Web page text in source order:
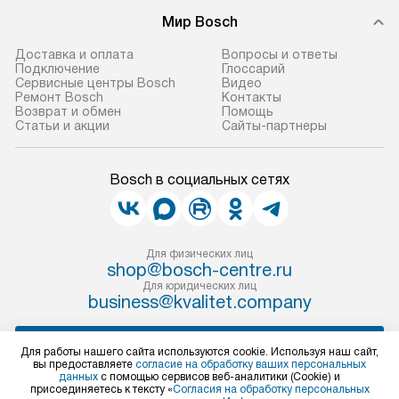
доставки доставит упакованный
прибор до двери или прихожей.
Если необходимо переместить
прибор до места установки,
пожалуйста, предварительно
уточните это с менеджером.
дополнительная плата. Важно
учитывать, что если размеры
прибора не позволяют ему пройти
транспортной службы не могут
демонтировать дверцы, ручки или
другие выступающие элементы, так
как это может привести к отказу
в гарантийном ремонте в будущем.
Перед заказом удостоверьтесь, что
сможете переместить прибор
установленной
на место с
подключение к
коммуникациям,
и консультацию
В стандартную
Мир Bosch
Доставка и оплата
Подключение
Сервисные центры Bosch
Ремонт Bosch
Возврат и обмен
Статьи и акции
Вопросы и ответы
Глоссарий
Видео
Контакты
Помощь
Сайты-партнеры
Bosch в социальных сетях
Для физических лиц
shop@bosch-centre.ru
Для юридических лиц
business@kvalitet.company
Политика конфиденциальности
Для работы нашего сайта используются cookie. Используя наш сайт,
вы предоставляете согласие на обработку ваших персональных
данных с помощью сервисов веб-аналитики (Cookie) и
присоединяетесь к тексту «Согласия на обработку персональных